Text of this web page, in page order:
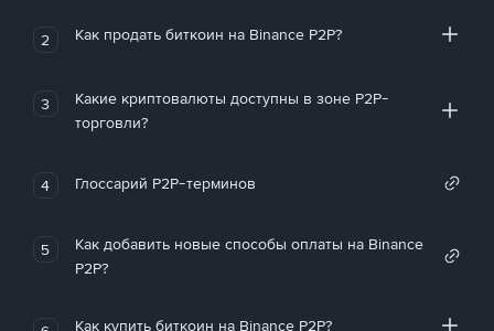
2 Как продать биткоин на Binance P2P?
3
Какие криптовалюты доступны в зоне P2P-
торговли?
4 Глоссарий P2P-терминов
5
Как добавить новые способы оплаты на Binance
P2P?
Как купить биткоин на Binance P2P?